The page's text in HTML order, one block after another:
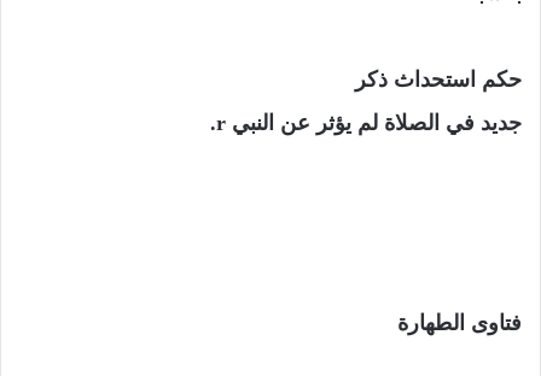
حكم استحداث ذكر
جديد في الصلاة لم يؤثر عن النبي r
.
فتاوى الطهارة